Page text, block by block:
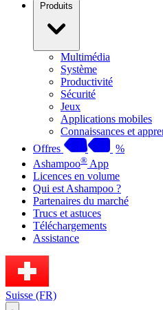
Produits
Multimédia
Système
Productivité
Sécurité
Jeux
Applications mobiles
Connaissances et
Offres
%
Ashampoo® App
Licences en volume
Qui est Ashampoo ?
Partenaires du marché
Trucs et astuces
Téléchargements
Assistance
Suisse (FR)